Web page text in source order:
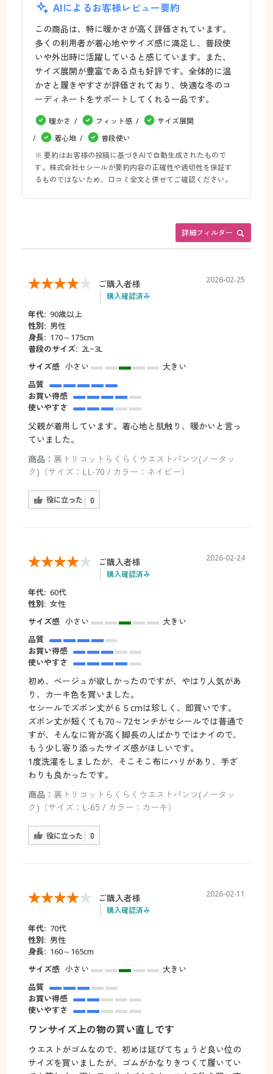
AIによるお客様レビュー要約
この商品は、特に暖かさが高く評価されています。
多くの利用者が着心地やサイズ感に満足し、普段使
いや外出時に活躍していると感じています。また、
サイズ展開が豊富である点も好評です。全体的に温
かさと履きやすさが評価されており、快適な冬のコ
ーディネートをサポートしてくれる一品です。
暖かさ フィット感
サイズ展開
着心地
普段使い
※ 要約はお客様の投稿に基づきAIで自動生成されたもので
す。株式会社セシールが要約内容の正確性や適切性を保証す
るものではないため、口コミ全文と併せてご確認ください。
詳細フィルター
ご購入者様
購入確認済み
2026-02-25
年代: 90歳以上
性別: 男性
身長: 170～175cm
普段のサイズ: 2L~3L
サイズ感 小さい
大きい
品質
お買い得感
使いやすさ
父親が着用しています。着心地と肌触り、暖かいと言っ
ていました。
商品： 裏トリコットらくらくウエストパンツ(ノータッ
ク)（サイズ：LL-70 / カラー：ネイビー）
役に立った 0
ご購入者様
購入確認済み
2026-02-24
年代: 60代
性別: 女性
サイズ感 小さい
大きい
品質
お買い得感
使いやすさ
初め、ベージュが欲しかったのですが、やはり人気があ
り、カーキ色を買いました。
セシールでズボン丈が６５cmは珍しく、即買いです。
ズボン丈が短くても70～72センチがセシールでは普通で
すが、そんなに背が高く脚長の人ばかりではナイので、
もう少し寄り添ったサイズ感がほしいです。
1度洗濯をしましたが、そこそこ布にハリがあり、手ざ
わりも良かったです。
商品： 裏トリコットらくらくウエストパンツ(ノータッ
ク)（サイズ：L-65 / カラー：カーキ）
役に立った 0
ご購入者様
購入確認済み
2026-02-11
年代: 70代
性別: 男性
身長: 160～165cm
サイズ感 小さい
大きい
品質
お買い得感
使いやすさ
ワンサイズ上の物の買い直しです
ウエストがゴムなので、初めは延びてちょうど良い位の
サイズを買いましたが、ゴムがかなりきつくて履いてい